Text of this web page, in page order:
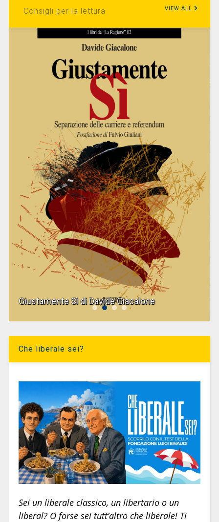
Consigli per la lettura VIEW ALL
Giustamente Sì di Davide Giacalone
Che liberale sei?
Sei un liberale classico, un libertario o un
liberal? O forse sei tutt’altro che liberale! Ti